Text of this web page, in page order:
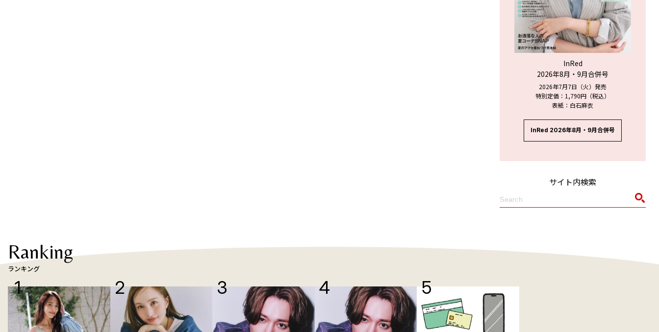
InRed
2026年8月・9月合併号
2026年7月7日（火）発売
特別定価：1,790円（税込）
表紙：白石麻衣
InRed 2026年8月・9月合併号
サイト内検索
Ranking
ランキング